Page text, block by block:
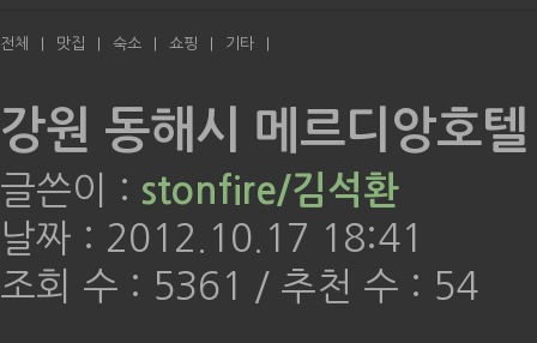
전체 맛집 숙소 쇼핑 기타
강원 동해시 메르디앙호
글쓴이 : stonfire/김석환
날짜 : 2012.10.17 18:41
조회 수 : 5361 / 추천 수 : 54